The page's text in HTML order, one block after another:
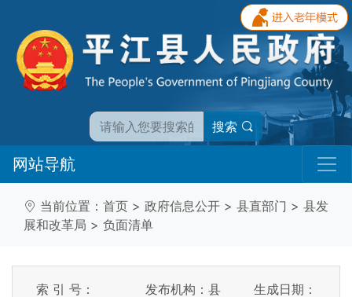
搜索
网站导航
当前位置： 首页 > 政府信息公开 > 县直部门 > 县发
展和改革局 > 负面清单
索 引 号：
发布机构：县
生成日期：